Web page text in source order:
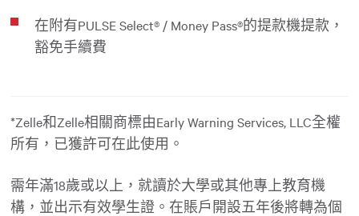
在附有PULSE Select® / Money Pass®的提款機提款，
豁免手續費
*Zelle和Zelle相關商標由Early Warning Services, LLC全權
所有，已獲許可在此使用。
需年滿18歲或以上，就讀於大學或其他專上教育機
構，並出示有效學生證。在賬戶開設五年後將轉為個